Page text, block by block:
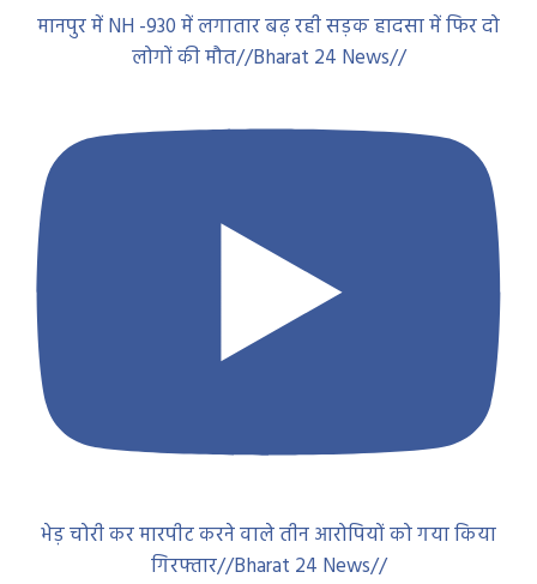
मानपुर में NH -930 में लगातार बढ़ रही सड़क हादसा में फिर दो
लोगों की मौत//Bharat 24 News//
भेड़ चोरी कर मारपीट करने वाले तीन आरोपियों को गया किया
गिरफ्तार//Bharat 24 News//